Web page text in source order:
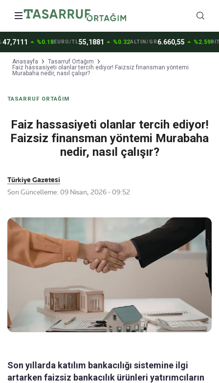
arrow_drop_up %0.18EURO/TL55,1881arrow_drop_up %0.32ALTIN/GR6.660,55arrow_drop_up%2.59
Anasayfa
Tasarruf Ortağım
Faiz hassasiyeti olanlar tercih ediyor! Faizsiz finansman yöntemi
Murabaha nedir, nasıl çalışır?
TASARRUF ORTAĞIM
Faiz hassasiyeti olanlar tercih ediyor!
Faizsiz finansman yöntemi Murabaha
nedir, nasıl çalışır?
Türkiye Gazetesi
Son Güncelleme: 09 Nisan, 2026 - 09:52
Son yıllarda katılım bankacılığı sistemine ilgi
artarken faizsiz bankacılık ürünleri yatırımcıların